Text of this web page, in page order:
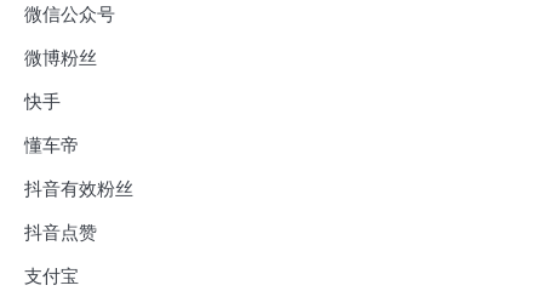
微信公众号
微博粉丝
快手
懂车帝
抖音有效粉丝
抖音点赞
支付宝